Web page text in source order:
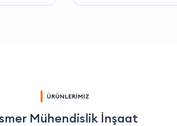
ÜRÜNLERİMİZ
Mühendislik İnşaat